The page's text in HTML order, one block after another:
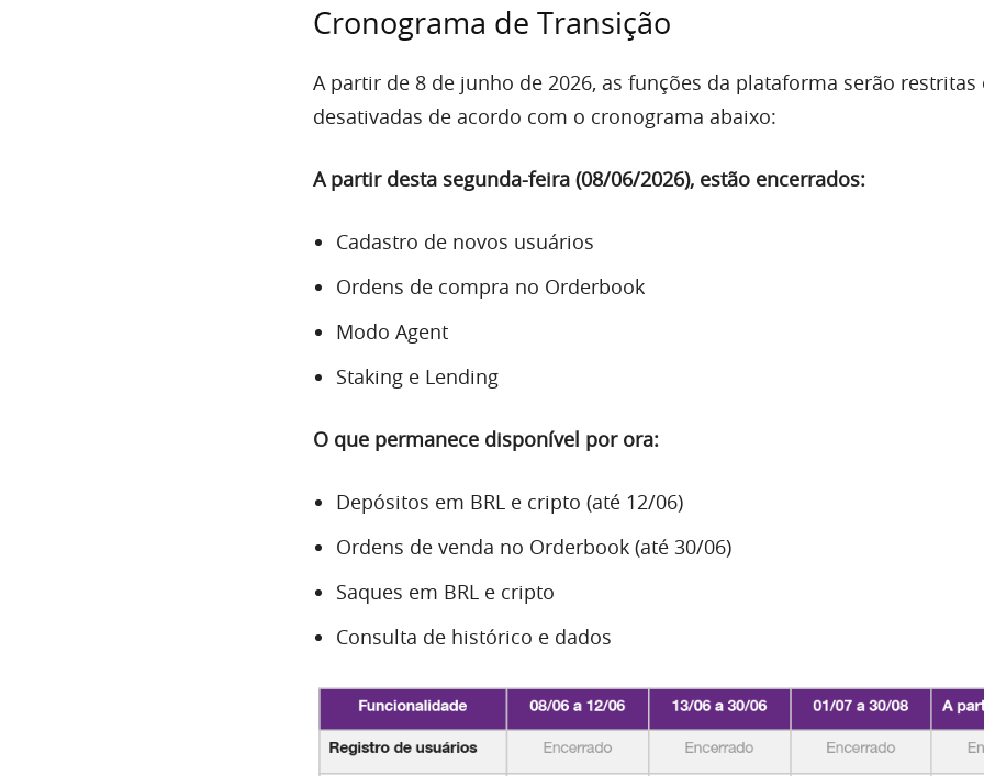
Cronograma de Transição
A partir de 8 de junho de 2026, as funções da plataforma serão restritas
desativadas de acordo com o cronograma abaixo:
A partir desta segunda-feira (08/06/2026), estão encerrados:
Cadastro de novos usuários
Ordens de compra no Orderbook
Modo Agent
Staking e Lending
O que permanece disponível por ora:
Depósitos em BRL e cripto (até 12/06)
Ordens de venda no Orderbook (até 30/06)
Saques em BRL e cripto
Consulta de histórico e dados